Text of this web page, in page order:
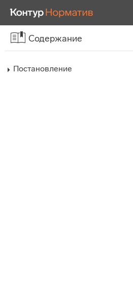
Содержание
Постановление